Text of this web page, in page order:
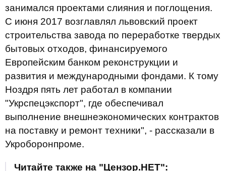
занимался проектами слияния и поглощения.
С июня 2017 возглавлял львовский проект
строительства завода по переработке твердых
бытовых отходов, финансируемого
Европейским банком реконструкции и
развития и международными фондами. К тому
Ноздря пять лет работал в компании
"Укрспецэкспорт", где обеспечивал
выполнение внешнеэкономических контрактов
на поставку и ремонт техники", - рассказали в
Укроборонпроме.
Читайте также на "Цензор.НЕТ":